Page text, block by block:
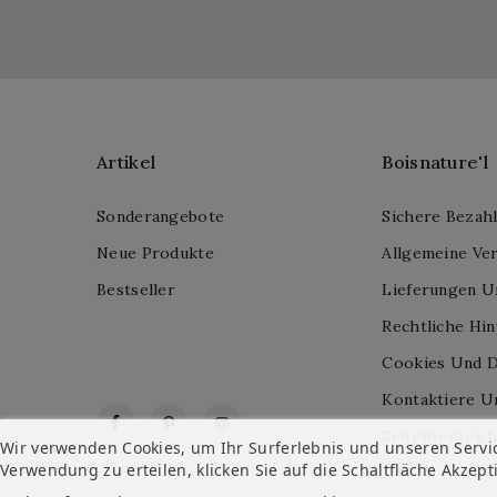
FacebookPinterestInstagram
Artikel
Sonderangebote
Neue Produkte
Bestseller
Boisnature'l
Sichere
Allgemeine
Lieferungen
Rechtliche
Cookies Und
Kontaktiere
Wir verwenden Cookies, um Ihr Surferlebnis und unseren
Verwendung zu erteilen, klicken Sie auf die Schaltfläche